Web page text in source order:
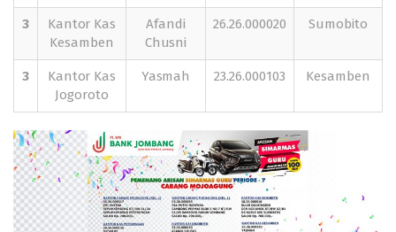
3
Kantor Kas
Kesamben
Afandi
Chusni
26.26.000020 Sumobito
3
Kantor Kas
Jogoroto
Yasmah 23.26.000103 Kesamben